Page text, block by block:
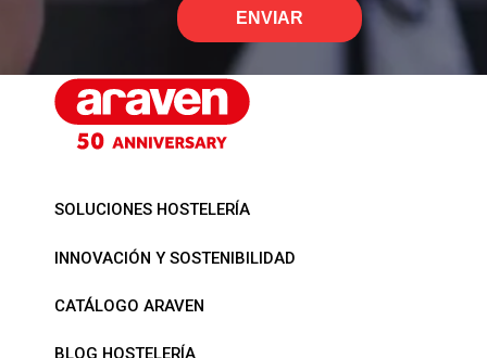
ENVIAR
SOLUCIONES HOSTELERÍA
INNOVACIÓN Y SOSTENIBILIDAD
CATÁLOGO ARAVEN
BLOG HOSTELERÍA